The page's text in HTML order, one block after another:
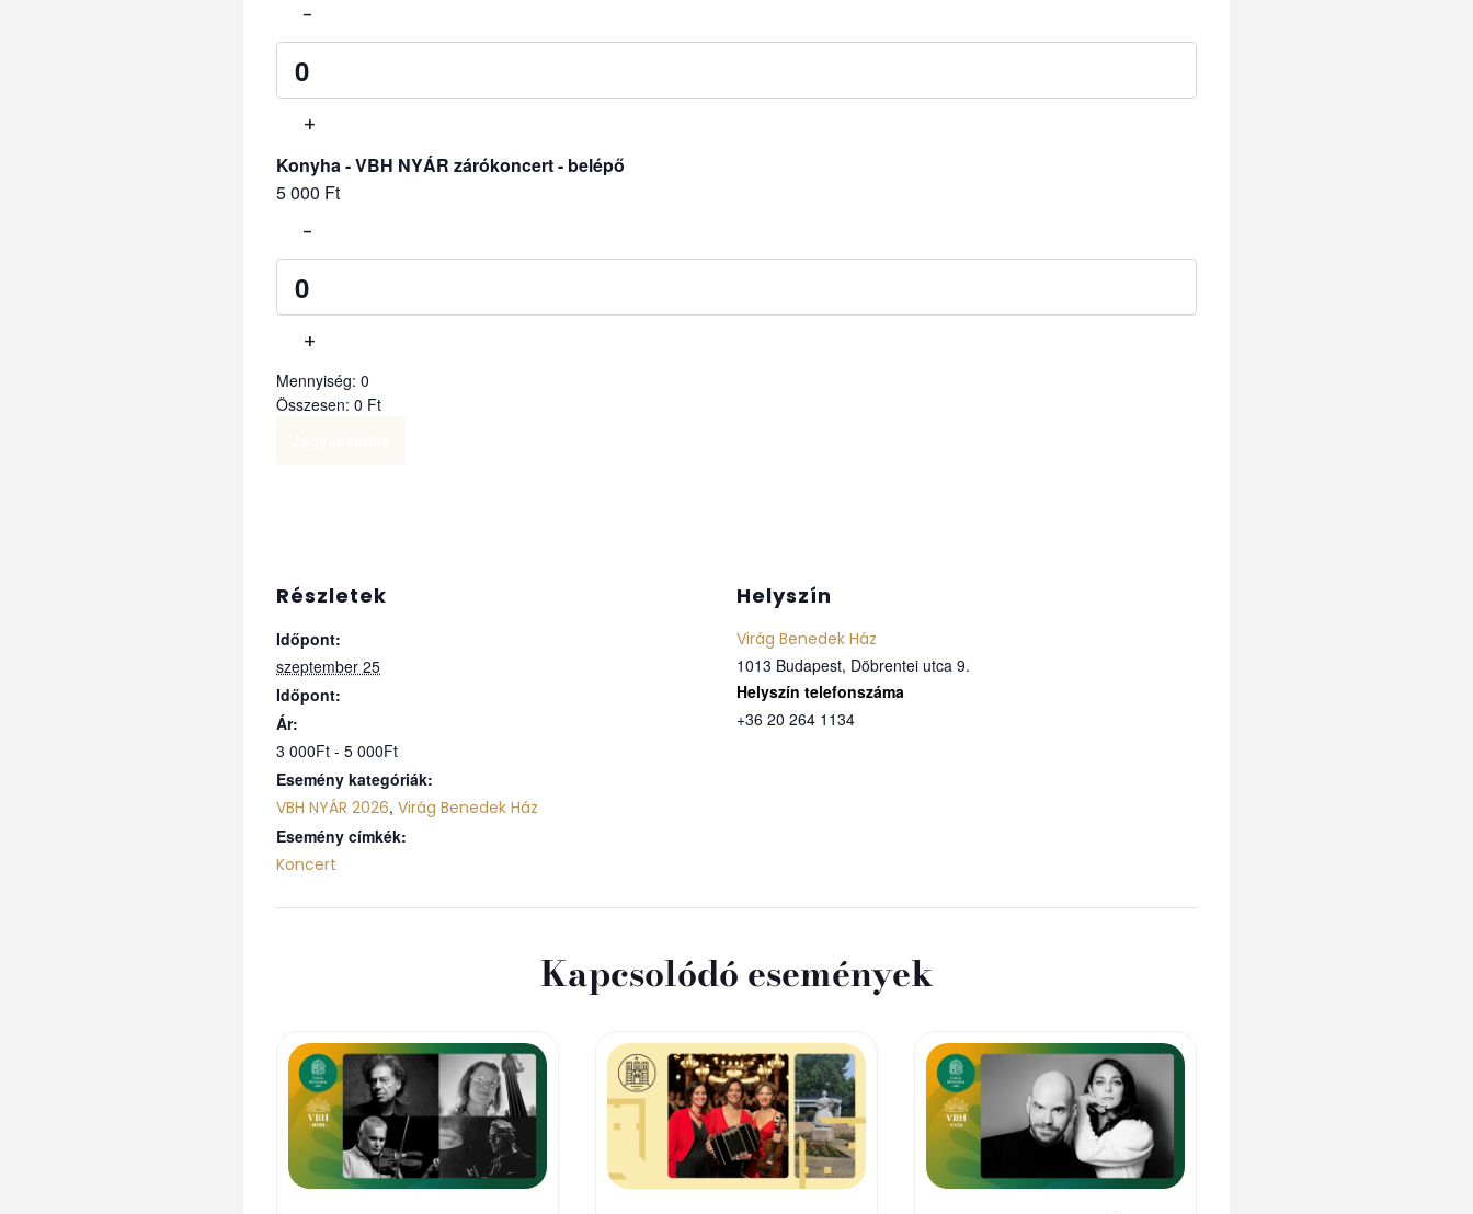
Részletek
Időpont:
szeptember 25
Időpont:
Ár:
3 000Ft - 5 000Ft
Esemény kategóriák:
VBH NYÁR 2026, Virág Benedek Ház
Esemény címkék:
Koncert
Helyszín
Virág Benedek Ház
1013 Budapest, Döbrentei utca 9.
+36 20 264 1134
-
Quantity
+
Konyha - VBH NYÁR zárókoncert - belépő
5 000 Ft
-
Quantity
+
Mennyiség: 0
Összesen: 0 Ft
Kapcsolódó események